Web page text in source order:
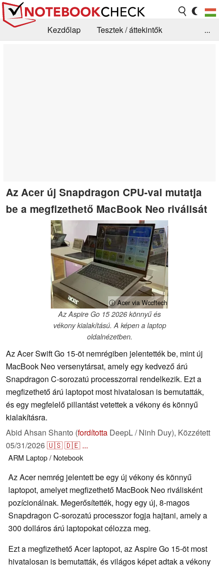
Kezdőlap
Tesztek / áttekintők
...
Az Acer új Snapdragon CPU-val mutatja
be a megfizethető MacBook Neo riválisát
ⓘ Acer via Wccftech
Az Aspire Go 15 2026 könnyű és
vékony kialakítású. A képen a laptop
oldalnézetben.
Az Acer Swift Go 15-öt nemrégiben jelentették be, mint új
MacBook Neo versenytársat, amely egy kedvező árú
Snapdragon C-sorozatú processzorral rendelkezik. Ezt a
megfizethető árú laptopot most hivatalosan is bemutatták,
és egy megfelelő pillantást vetettek a vékony és könnyű
kialakításra.
Abid Ahsan Shanto (fordította DeepL / Ninh Duy), Közzétett
05/31/2026🇺🇸🇩🇪 ...
ARM Laptop / Notebook
Az Acer nemrég jelentett be egy új vékony és könnyű
laptopot, amelyet megfizethető MacBook Neo riválisként
pozícionálnak. Megerősítették, hogy egy új, 8-magos
Snapdragon C-sorozatú processzor fogja hajtani, amely a
300 dolláros árú laptopokat célozza meg.
Ezt a megfizethető Acer laptopot, az Aspire Go 15-öt most
hivatalosan is bemutatták, és világos képet adtak a vékony